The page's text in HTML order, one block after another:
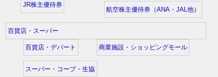
JR株主優待券
航空株主優待券（ANA・JAL他）
百貨店・スーパー
百貨店・デパート 商業施設・ショッピングモール
スーパー・コープ・生協